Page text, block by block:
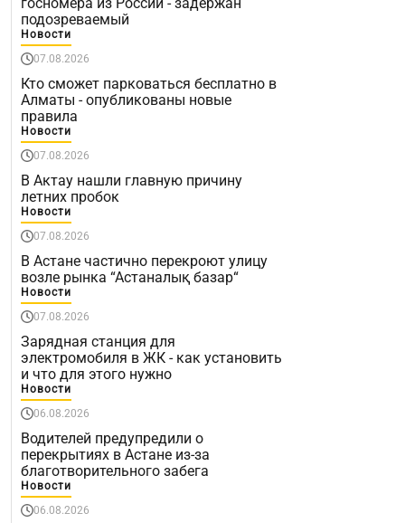
подозреваемый
Новости
07.08.2026
Кто сможет парковаться бесплатно в
Алматы - опубликованы новые
правила
Новости
07.08.2026
В Актау нашли главную причину
летних пробок
Новости
07.08.2026
В Астане частично перекроют улицу
возле рынка “Астаналық базар“
Новости
07.08.2026
Зарядная станция для
электромобиля в ЖК - как установить
и что для этого нужно
Новости
06.08.2026
Водителей предупредили о
перекрытиях в Астане из-за
благотворительного забега
Новости
06.08.2026